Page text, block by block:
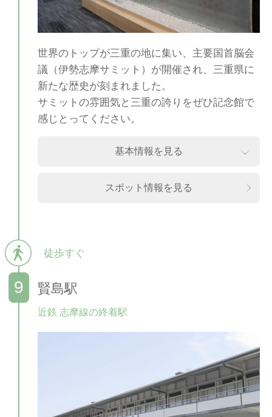
世界のトップが三重の地に集い、主要国首脳会
議（伊勢志摩サミット）が開催され、三重県に
新たな歴史が刻まれました。
サミットの雰囲気と三重の誇りをぜひ記念館で
感じとってください。
基本情報を見る
スポット情報を見る
徒歩すぐ
賢島駅
近鉄 志摩線の終着駅